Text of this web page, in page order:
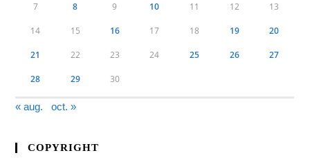
7 8 9 10 11 12 13
14 15 16 17 18 19 20
21 22 23 24 25 26 27
28 29 30
« aug. oct. »
COPYRIGHT